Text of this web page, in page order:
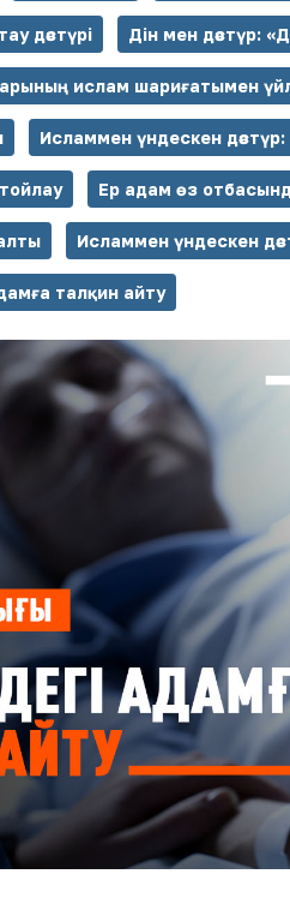
дәстүрі Дін мен дәстүр:
ислам шариғатымен
Исламмен үндескен дәстүр:
Ер адам өз
Исламмен үндескен
талқин айту